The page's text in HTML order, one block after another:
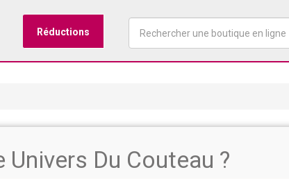
Réductions
Du Couteau ?